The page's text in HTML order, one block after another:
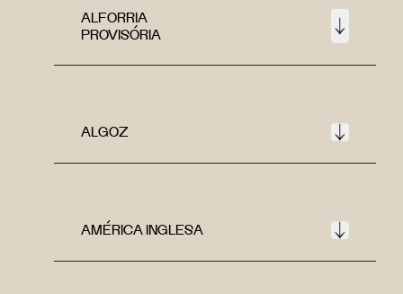
ALFORRIA
PROVISÓRIA
ALGOZ
AMÉRICA INGLESA